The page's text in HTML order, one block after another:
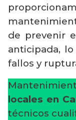
de prevenir
anticipada,
fallos y
locales en
técnicos